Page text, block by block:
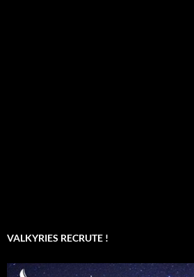
VALKYRIES RECRUTE !